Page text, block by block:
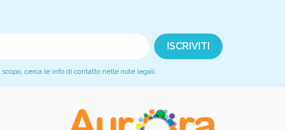
cerca le info di contatto nelle note legali.